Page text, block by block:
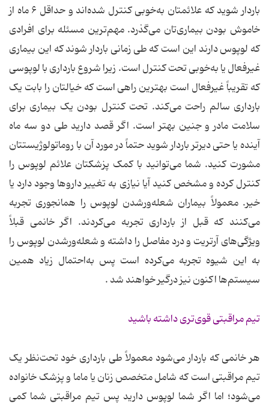
باردار شوید که علائمتان به‌خوبی کنترل شده‌اند و حداقل ۶ ماه از
خاموش بودن بیماری‌تان می‌گذرد. مهم‌ترین مسئله برای افرادی
که لوپوس دارند این است که طی زمانی باردار شوند که این بیماری
غیرفعال یا به‌خوبی تحت کنترل است. زیرا شروع بارداری با لوپوسی
که تقریباً غیرفعال است بهترین راهی است که خیالتان را بابت یک
بارداری سالم راحت می‌کند. تحت کنترل بودن یک بیماری برای
سلامت مادر و جنین بهتر است. اگر قصد دارید طی دو سه ماه
آینده یا حتی دیرتر باردار شوید حتماً در مورد آن با روماتولوژیستتان
مشورت کنید. شما می‌توانید با کمک پزشکتان علائم لوپوس را
کنترل کرده و مشخص کنید آیا نیازی به تغییر داروها وجود دارد یا
خیر. معمولاً بیماران شعله‌ورشدن لوپوس را همانجوری تجربه
می‌کنند که قبل از بارداری تجربه می‌کردند. اگر خانمی قبلاً
ویژگی‌های آرتریت و درد مفاصل را داشته و شعله‌ورشدن لوپوس را
به این شیوه تجربه می‌کرده است پس به‌احتمال زیاد همین
سیستم‌ها اکنون نیز درگیر خواهند شد .
تیم مراقبتی قوی‌تری داشته باشید
هر خانمی که باردار می‌شود معمولاً طی بارداری خود تحت‌نظر یک
تیم مراقبتی است که شامل متخصص زنان یا ماما و پزشک خانواده
می‌شود؛ اما اگر شما لوپوس دارید پس تیم مراقبتی شما کمی